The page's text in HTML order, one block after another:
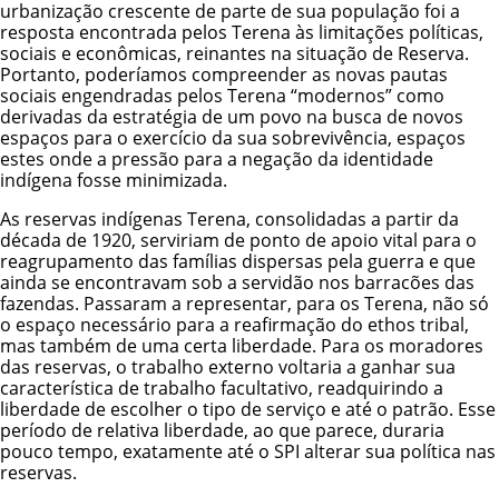
urbanização crescente de parte de sua população foi a
resposta encontrada pelos Terena às limitações políticas,
sociais e econômicas, reinantes na situação de Reserva.
Portanto, poderíamos compreender as novas pautas
sociais engendradas pelos Terena “modernos” como
derivadas da estratégia de um povo na busca de novos
espaços para o exercício da sua sobrevivência, espaços
estes onde a pressão para a negação da identidade
indígena fosse minimizada.
As reservas indígenas Terena, consolidadas a partir da
década de 1920, serviriam de ponto de apoio vital para o
reagrupamento das famílias dispersas pela guerra e que
ainda se encontravam sob a servidão nos barracões das
fazendas. Passaram a representar, para os Terena, não só
o espaço necessário para a reafirmação do ethos tribal,
mas também de uma certa liberdade. Para os moradores
das reservas, o trabalho externo voltaria a ganhar sua
característica de trabalho facultativo, readquirindo a
liberdade de escolher o tipo de serviço e até o patrão. Esse
período de relativa liberdade, ao que parece, duraria
pouco tempo, exatamente até o SPI alterar sua política nas
reservas.